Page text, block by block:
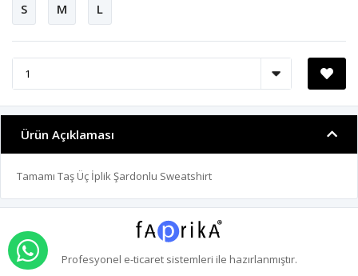
S M L
Ürün Açıklaması
Tamamı Taş Üç İplik Şardonlu Sweatshirt
Profesyonel e-ticaretsistemleri ile hazırlanmıştır.